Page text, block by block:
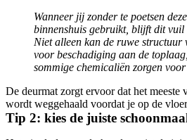
Wanneer jij zonder te poetsen
binnenshuis gebruikt, blijft dit vuil
Niet alleen kan de ruwe structuur
voor beschadiging aan de
sommige chemicaliën zorgen
De deurmat zorgt ervoor dat het meeste
wordt weggehaald voordat je op de
Tip 2: kies de juiste